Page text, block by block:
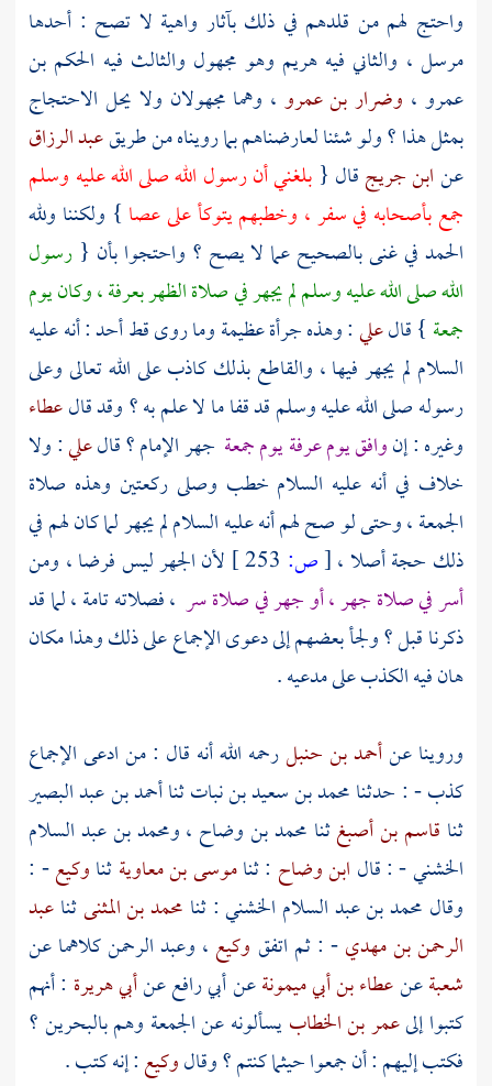
واحتج لهم من قلدهم في ذلك بآثار واهية لا تصح : أحدها
مرسل ، والثاني فيه هريم وهو مجهول والثالث فيه الحكم بن
عمرو ، وضرار بن عمرو ، وهما مجهولان ولا يحل الاحتجاج
بمثل هذا ؟ ولو شئنا لعارضناهم بما رويناه من طريقعبد الرزاق
عنابن جريجقال { بلغني أن رسول الله صلى الله عليه وسلم
جمع بأصحابه في سفر ، وخطبهم يتوكأ على عصا } ولكننا ولله
الحمد في غنى بالصحيح عما لا يصح ؟ واحتجوا بأن { رسول
الله صلى الله عليه وسلم لم يجهر في صلاة الظهربعرفة، وكان يوم
جمعة } قالعلي: وهذه جرأة عظيمة وما روى قط أحد : أنه عليه
السلام لم يجهر فيها ، والقاطع بذلك كاذب على الله تعالى وعلى
رسوله صلى الله عليه وسلم قد قفا ما لا علم به ؟ وقد قالعطاء
وغيره : إنوافق يومعرفةيوم جمعة جهر الإمام ؟ قالعلي: ولا
خلاف في أنه عليه السلام خطب وصلى ركعتين وهذه صلاة
الجمعة ، وحتى لو صح لهم أنه عليه السلام لم يجهر لما كان لهم في
ذلك حجة أصلا ،[ص:
لأن الجهر ليس فرضا ، ومن
أسر في صلاة جهر ، أو جهر في صلاة سر ، فصلاته تامة ، لما قد
ذكرنا قبل ؟ ولجأ بعضهم إلى دعوى الإجماع على ذلك وهذا مكان
هان فيه الكذب على مدعيه .
وروينا عنأحمد بن حنبلرحمه الله أنه قال : من ادعى الإجماع
كذب - : حدثنامحمد بن سعيد بن نباتثناأحمد بن عبد البصير
ثنا قاسم بن أصبغثنا محمد بن وضاح ،ومحمد بن عبد السلام
الخشني- : قال ابن وضاح : ثناموسى بن معاويةثناوكيع- :
وقال محمد بن عبد السلام الخشني: ثنا محمد بن المثنىثناعبد
الرحمن بن مهدي- : ثم اتفق وكيع ، وعبد الرحمنكلاهما عن
شعبةعنعطاء بن أبي ميمونةعنأبي رافععنأبي هريرة : أنهم
كتبوا إلىعمر بن الخطابيسألونه عن الجمعة وهمبالبحرين؟
فكتب إليهم : أن جمعوا حيثما كنتم ؟ وقالوكيع: إنه كتب .